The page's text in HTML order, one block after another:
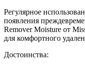
Регулярное
появления
Remover Moisture от
для комфортного
Достоинства: